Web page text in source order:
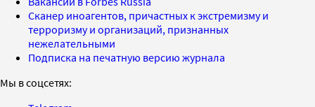
Сканер иноагентов, причастных к экстремизму и
терроризму и организаций, признанных
нежелательными
Подписка на печатную версию журнала
Мы в соцсетях: